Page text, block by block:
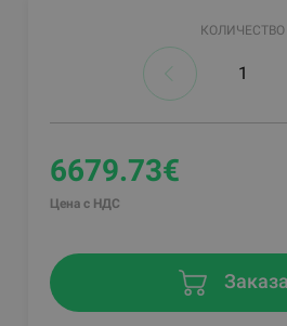
КОЛИЧЕСТВО
6679.73€
Цена с НДС